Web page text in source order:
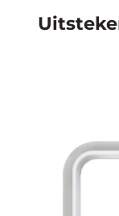
Producten